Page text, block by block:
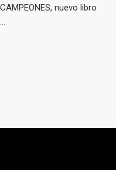
nuevo libro